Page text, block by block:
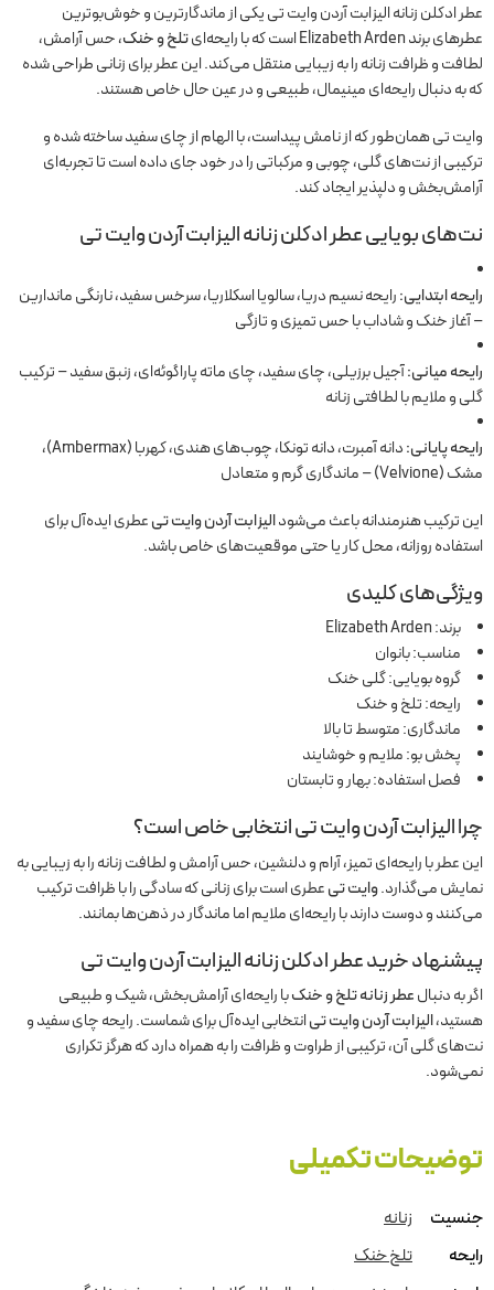
عطر ادکلن زنانه الیزابت آردن وایت تی یکی از ماندگارترین و خوش‌بوترین
عطرهای برند Elizabeth Arden است که با رایحه‌ای
تلخ و خنک، حس آرامش،
لطافت و ظرافت زنانه را به زیبایی منتقل می‌کند. این عطر برای زنانی طراحی شده
که به دنبال رایحه‌ای مینیمال، طبیعی و در عین حال خاص هستند.
وایت تی همان‌طور که از نامش پیداست، با الهام از چای سفید ساخته شده و
ترکیبی از نت‌های گلی، چوبی و مرکباتی را در خود جای داده است تا تجربه‌ای
آرامش‌بخش و دلپذیر ایجاد کند.
نت‌های بویایی عطر ادکلن زنانه الیزابت آردن وایت تی
رایحه ابتدایی:رایحه نسیم دریا، سالویا اسکلاریا، سرخس سفید، نارنگی ماندارین
– آغاز خنک و شاداب با حس تمیزی و تازگی
رایحه میانی:آجیل برزیلی، چای سفید، چای ماته پاراگوئه‌ای، زنبق سفید – ترکیب
گلی و ملایم با لطافتی زنانه
رایحه پایانی:
دانه آمبرت، دانه تونکا، چوب‌های هندی، کهربا (Ambermax)،
مشک (Velvione) – ماندگاری گرم و متعادل
این ترکیب هنرمندانه باعث می‌شودالیزابت آردن وایت تیعطری ایده‌آل برای
استفاده روزانه، محل کار یا حتی موقعیت‌های خاص باشد.
ویژگی‌های کلیدی
برند: Elizabeth Arden
مناسب: بانوان
گروه بویایی: گلی خنک
رایحه: تلخ و خنک
ماندگاری: متوسط تا بالا
پخش بو: ملایم و خوشایند
فصل استفاده: بهار و تابستان
چرا الیزابت آردن وایت تی انتخابی خاص است؟
این عطر با رایحه‌ای تمیز، آرام و دلنشین، حس آرامش و لطافت زنانه را به زیبایی به
نمایش می‌گذارد.وایت تیعطری است برای زنانی که سادگی را با ظرافت ترکیب
می‌کنند و دوست دارند با رایحه‌ای ملایم اما ماندگار در ذهن‌ها بمانند.
پیشنهاد خرید عطر ادکلن زنانه الیزابت آردن وایت تی
اگر به دنبالعطر زنانه تلخ و خنکبا رایحه‌ای آرامش‌بخش، شیک و طبیعی
هستید،الیزابت آردن وایت تیانتخابی ایده‌آل برای شماست. رایحه چای سفید و
نت‌های گلی آن، ترکیبی از طراوت و ظرافت را به همراه دارد که هرگز تکراری
نمی‌شود.
توضیحات تکمیلی
جنسیت
زنانه
رایحه
تلخ خنک